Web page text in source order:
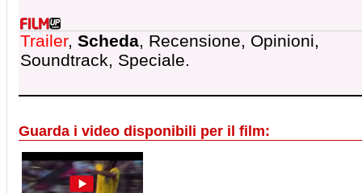
Trailer, Scheda, Recensione, Opinioni,
Soundtrack, Speciale.
Guarda i video disponibili per il film: